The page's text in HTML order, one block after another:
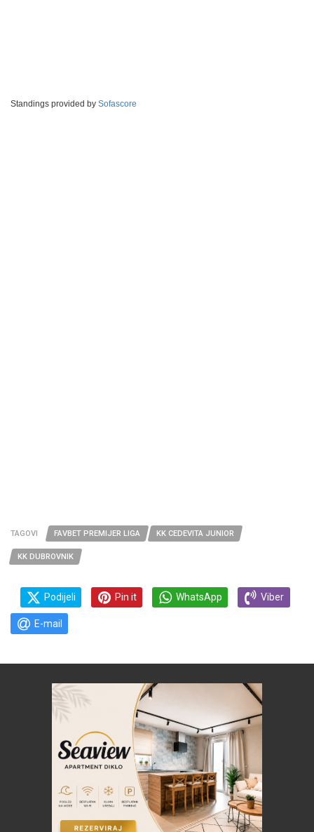
Standings provided by Sofascore
TAGOVI FAVBET PREMIJER LIGA KK CEDEVITA JUNIOR
KK DUBROVNIK
Podijeli Pin it WhatsApp Viber
E-mail